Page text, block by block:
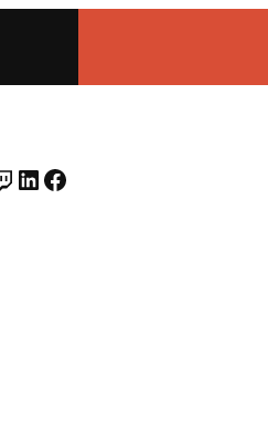
LINKEDIN FACEBOOK